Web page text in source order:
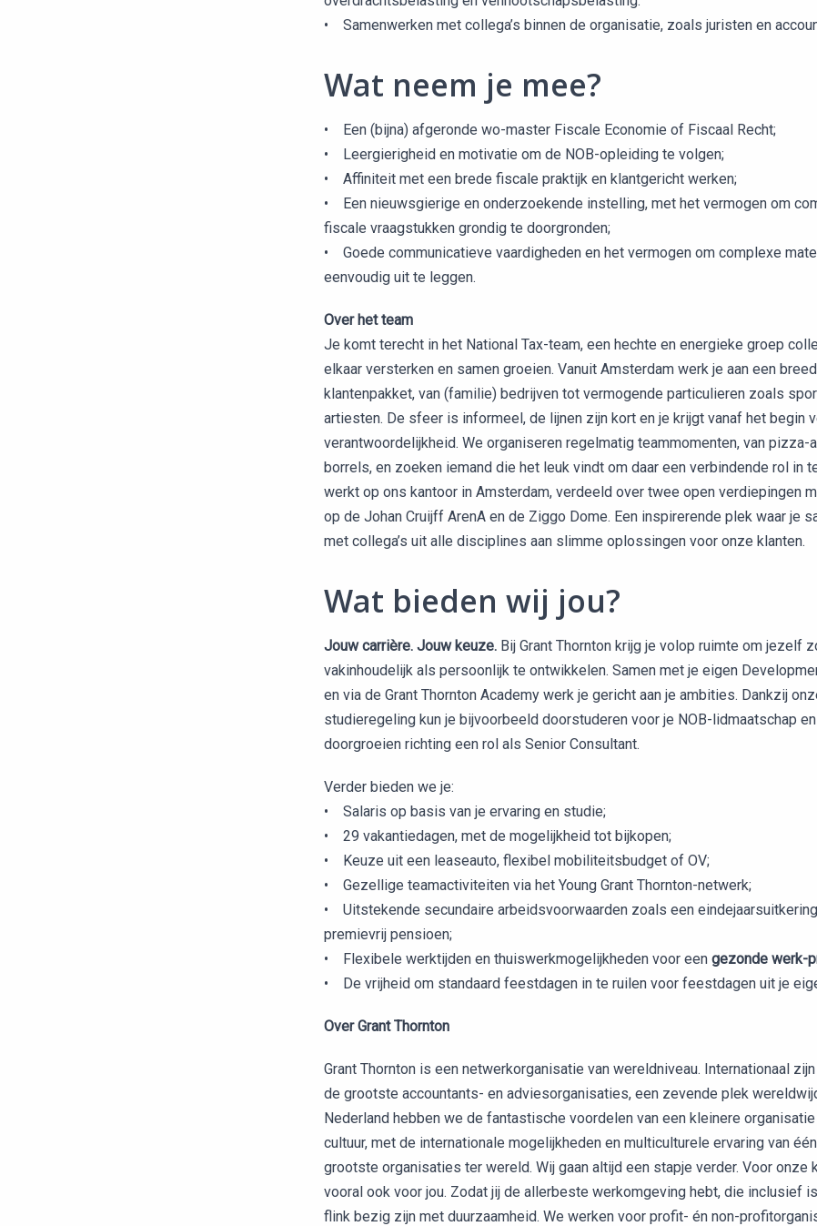
• Samenwerken met collega’s binnen de organisatie, zoals juristen en
Wat neem je mee?
• Een (bijna) afgeronde wo-master Fiscale Economie of Fiscaal Recht;
• Leergierigheid en motivatie om de NOB-opleiding te volgen;
• Affiniteit met een brede fiscale praktijk en klantgericht werken;
• Een nieuwsgierige en onderzoekende instelling, met het vermogen om
fiscale vraagstukken grondig te doorgronden;
• Goede communicatieve vaardigheden en het vermogen om complexe
eenvoudig uit te leggen.
Over het team
Je komt terecht in het National Tax-team, een hechte en energieke groep
elkaar versterken en samen groeien. Vanuit Amsterdam werk je aan een breed
klantenpakket, van (familie) bedrijven tot vermogende particulieren zoals
artiesten. De sfeer is informeel, de lijnen zijn kort en je krijgt vanaf het begin
verantwoordelijkheid. We organiseren regelmatig teammomenten, van pizza-
borrels, en zoeken iemand die het leuk vindt om daar een verbindende rol in
werkt op ons kantoor in Amsterdam, verdeeld over twee open verdiepingen
op de Johan Cruijff ArenA en de Ziggo Dome. Een inspirerende plek waar je
met collega’s uit alle disciplines aan slimme oplossingen voor onze klanten.
Wat bieden wij jou?
Jouw carrière. Jouw keuze. Bij Grant Thornton krijg je volop ruimte om jezelf
vakinhoudelijk als persoonlijk te ontwikkelen. Samen met je eigen
en via de Grant Thornton Academy werk je gericht aan je ambities. Dankzij
studieregeling kun je bijvoorbeeld doorstuderen voor je NOB-lidmaatschap
doorgroeien richting een rol als Senior Consultant.
Verder bieden we je:
• Salaris op basis van je ervaring en studie;
• 29 vakantiedagen, met de mogelijkheid tot bijkopen;
• Keuze uit een leaseauto, flexibel mobiliteitsbudget of OV;
• Gezellige teamactiviteiten via het Young Grant Thornton-netwerk;
• Uitstekende secundaire arbeidsvoorwaarden zoals een
premievrij pensioen;
• Flexibele werktijden en thuiswerkmogelijkheden voor een gezonde werk-
• De vrijheid om standaard feestdagen in te ruilen voor feestdagen uit je
Over Grant Thornton
Grant Thornton is een netwerkorganisatie van wereldniveau. Internationaal
de grootste accountants- en adviesorganisaties, een zevende plek
Nederland hebben we de fantastische voordelen van een kleinere
cultuur, met de internationale mogelijkheden en multiculturele ervaring van
grootste organisaties ter wereld. Wij gaan altijd een stapje verder. Voor onze
vooral ook voor jou. Zodat jij de allerbeste werkomgeving hebt, die inclusief
flink bezig zijn met duurzaamheid. We werken voor profit- én non-